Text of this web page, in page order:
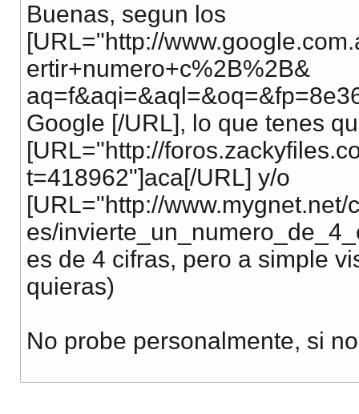
Buenas, segun los
[URL="http://
ertir+numero+c%2B%2B&
Google [/URL], lo que tenes
[URL="http://
t=418962"]aca[/URL] y/o
[URL="http://
es/
es de 4 cifras, pero a simple
quieras)
No probe personalmente, si